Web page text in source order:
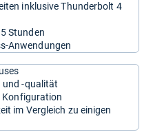
inklusive Thunderbolt 4
Stunden
Anwendungen
und -qualität
Konfiguration
im Vergleich zu einigen